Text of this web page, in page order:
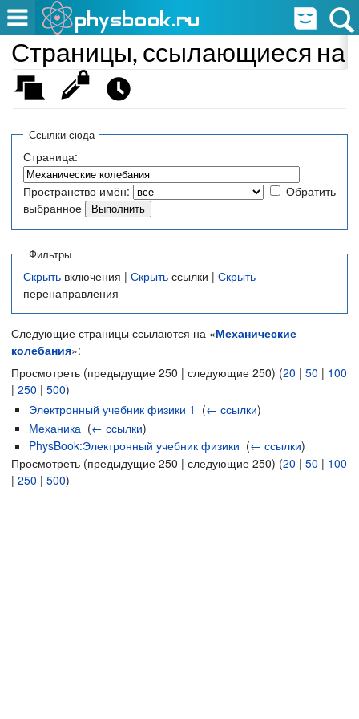
Страницы, ссылающиеся на
Ссылки сюда
Страница:
Пространство имён:
Обратить
выбранное
Фильтры
Скрыть включения | Скрыть ссылки | Скрыть
перенаправления
Следующие страницы ссылаются на «Механические
колебания»:
Просмотреть (предыдущие 250 | следующие 250) (20 | 50 | 100
| 250 | 500)
Электронный учебник физики 1 (← ссылки)
Механика (← ссылки)
PhysBook:Электронный учебник физики (← ссылки)
Просмотреть (предыдущие 250 | следующие 250) (20 | 50 | 100
| 250 | 500)